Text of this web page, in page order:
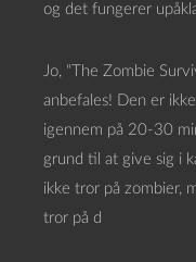
og det fungerer
Jo, “The Zombie
anbefales! Den er
igennem på 20-30
grund til at give sig i
ikke tror på zombier,
tror på d